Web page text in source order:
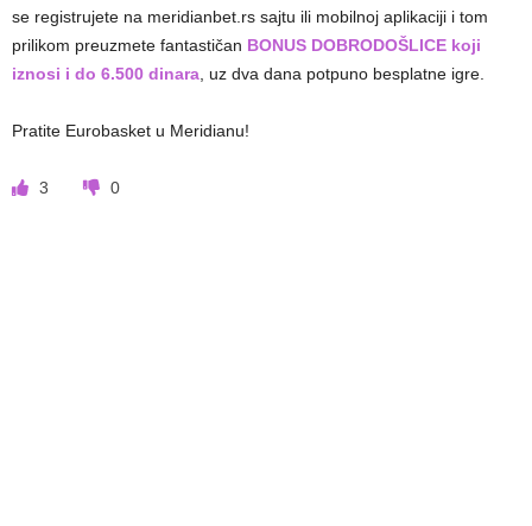
se registrujete na meridianbet.rs sajtu ili mobilnoj aplikaciji i tom
prilikom preuzmete fantastičan BONUS DOBRODOŠLICE koji
iznosi i do 6.500 dinara, uz dva dana potpuno besplatne igre.
Pratite Eurobasket u Meridianu!
3 0